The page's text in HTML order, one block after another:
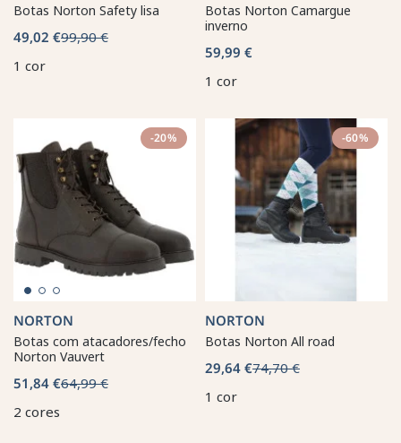
Botas Norton Safety lisa
49,02 €99,90 €
1 cor
Botas Norton Camargue
inverno
59,99 €
1 cor
-20%
NORTON
Botas com atacadores/fecho
Norton Vauvert
51,84 €64,99 €
2 cores
-60%
NORTON
Botas Norton All road
29,64 €74,70 €
1 cor